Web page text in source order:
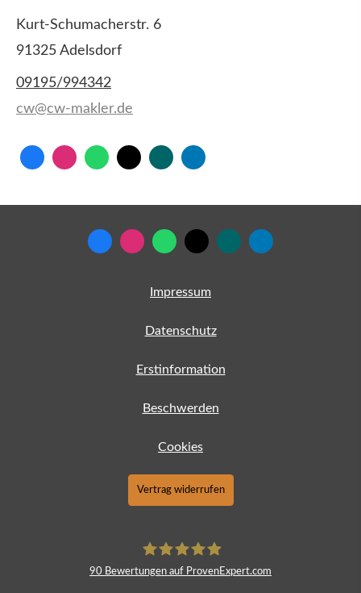
Kurt-Schumacherstr. 6
91325 Adelsdorf
09195/994342
cw@cw-makler.de
Impressum
Datenschutz
Erstinformation
Beschwerden
Cookies
Vertrag widerrufen
90 Bewertungen auf ProvenExpert.com